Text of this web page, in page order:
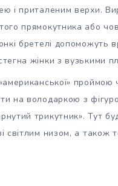
і приталеним верхи.
прямокутника або
бретелі допоможуть
жінки з вузькими
проймою
на володаркою з
трикутник». Тут
світлим низом, а також